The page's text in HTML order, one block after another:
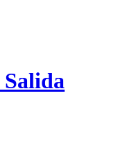
Salida